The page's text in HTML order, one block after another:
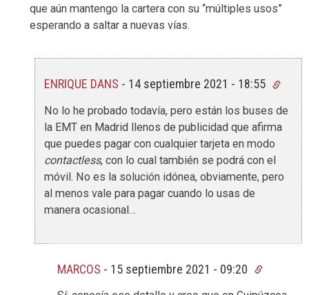
que aún mantengo la cartera con su “múltiples usos”
esperando a saltar a nuevas vías.
ENRIQUE DANS - 14 septiembre 2021 - 18:55
No lo he probado todavía, pero están los buses de
la EMT en Madrid llenos de publicidad que afirma
que puedes pagar con cualquier tarjeta en modo
contactless, con lo cual también se podrá con el
móvil. No es la solución idónea, obviamente, pero
al menos vale para pagar cuando lo usas de
manera ocasional…
MARCOS - 15 septiembre 2021 - 09:20